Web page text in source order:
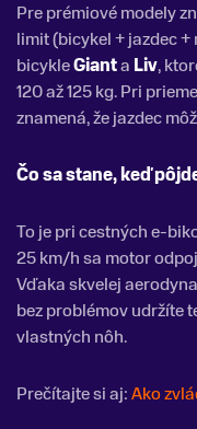
Pre prémiové modely
limit (bicykel + jazdec +
bicykleGianta Liv,
120 až 125 kg. Pri
znamená, že jazdec
Čo sa stane, keď
To je pri cestných e-
25 km/h sa motor
Vďaka skvelej
bez problémov udržíte
vlastných nôh.
Prečítajte si aj:Ako